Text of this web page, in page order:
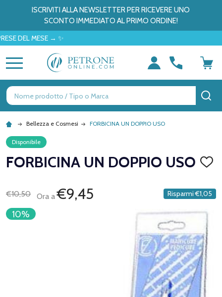
ISCRIVITI ALLA NEWSLETTER PER RICEVERE UNO
SCONTO IMMEDIATO AL PRIMO ORDINE!
MESE → ✨
Ricerca
Bellezza e Cosmesi FORBICINA UN DOPPIO USO
Disponibile
FORBICINA UN DOPPIO USO
DEI
€10,50 Ora a€9,45 Risparmi €1,05
10%